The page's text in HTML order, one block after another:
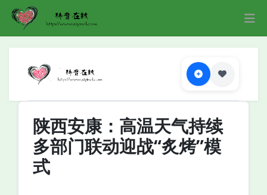
陕西安康：高温天气持续
多部门联动迎战“炙烤”模
式